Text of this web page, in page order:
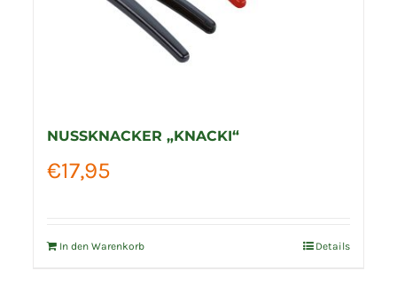
NUSSKNACKER „KNACKI“
€17,95
In den Warenkorb Details